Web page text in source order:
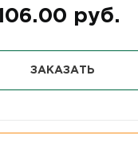
руб.
ЗАКАЗАТЬ